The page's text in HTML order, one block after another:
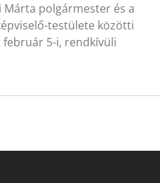
Márta polgármester és a
testülete közötti
5-i, rendkívüli